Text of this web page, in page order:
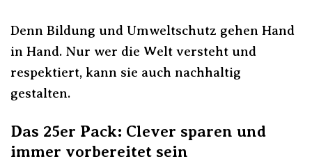
Denn Bildung und Umweltschutz gehen Hand
in Hand. Nur wer die Welt versteht und
respektiert, kann sie auch nachhaltig
gestalten.
Das 25er Pack: Clever sparen und
immer vorbereitet sein